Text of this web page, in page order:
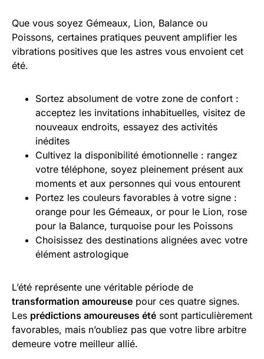
Que vous soyez Gémeaux, Lion, Balance ou
Poissons, certaines pratiques peuvent amplifier les
vibrations positives que les astres vous envoient cet
été.
Sortez absolument de votre zone de confort :
acceptez les invitations inhabituelles, visitez de
nouveaux endroits, essayez des activités
inédites
Cultivez la disponibilité émotionnelle : rangez
votre téléphone, soyez pleinement présent aux
moments et aux personnes qui vous entourent
Portez les couleurs favorables à votre signe :
orange pour les Gémeaux, or pour le Lion, rose
pour la Balance, turquoise pour les Poissons
Choisissez des destinations alignées avec votre
élément astrologique
L’été représente une véritable période de
transformation amoureuse pour ces quatre signes.
Les prédictions amoureuses été sont particulièrement
favorables, mais n’oubliez pas que votre libre arbitre
demeure votre meilleur allié.